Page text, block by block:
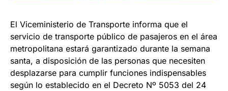
El Viceministerio de Transporte informa que el
servicio de transporte público de pasajeros en el área
metropolitana estará garantizado durante la semana
santa, a disposición de las personas que necesiten
desplazarse para cumplir funciones indispensables
según lo establecido en el Decreto Nº 5053 del 24